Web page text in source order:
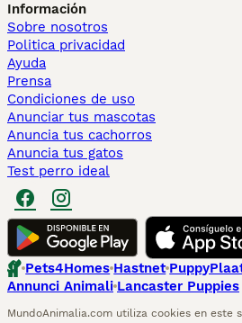
Información
Sobre nosotros
Politica privacidad
Ayuda
Prensa
Condiciones de uso
Anunciar tus mascotas
Anuncia tus cachorros
Anuncia tus gatos
Test perro ideal
Pets4Homes Hastnet
Annunci Animali Lancaster Puppies
MundoAnimalia.com utiliza cookies en este